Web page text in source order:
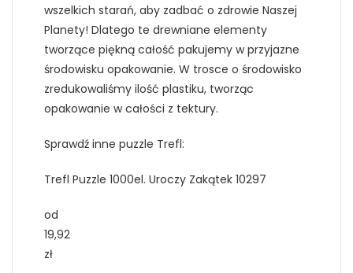
wszelkich starań, aby zadbać o zdrowie Naszej
Planety! Dlatego te drewniane elementy
tworzące piękną całość pakujemy w przyjazne
środowisku opakowanie. W trosce o środowisko
zredukowaliśmy ilość plastiku, tworząc
opakowanie w całości z tektury.
Sprawdź inne puzzle Trefl:
Trefl Puzzle 1000el. Uroczy Zakątek 10297
od
19,92
zł